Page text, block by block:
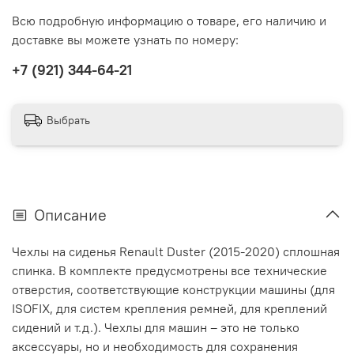
Всю подробную информацию о товаре, его наличию и
доставке вы можете узнать по номеру:
‭+7 (921) 344-64-21‬
Выбрать
Описание
Чехлы на сиденья Renault Duster (2015-2020) сплошная
спинка. В комплекте предусмотрены все технические
отверстия, соответствующие конструкции машины (для
ISOFIX, для систем крепления ремней, для креплений
сидений и т.д.). Чехлы для машин – это не только
аксессуары, но и необходимость для сохранения